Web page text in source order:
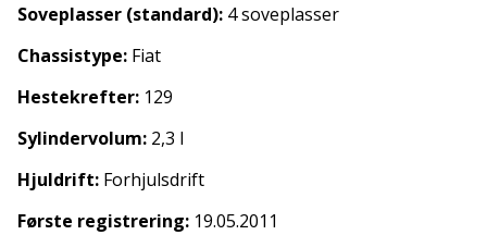
Vi er forhandler for Adria, Sunliving, Knaus og
Sunlight for Nordmøre og Romsdal.
Det tas forbehold om feil i annonse
Soveplasser (standard): 4 soveplasser
Chassistype: Fiat
Hestekrefter: 129
Sylindervolum: 2,3 l
Hjuldrift: Forhjulsdrift
Første registrering: 19.05.2011